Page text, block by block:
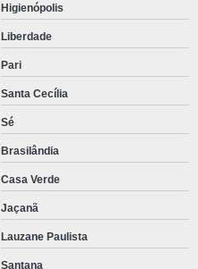
Higienópolis
Liberdade
Pari
Santa Cecília
Sé
Brasilândia
Casa Verde
Jaçanã
Lauzane Paulista
Santana